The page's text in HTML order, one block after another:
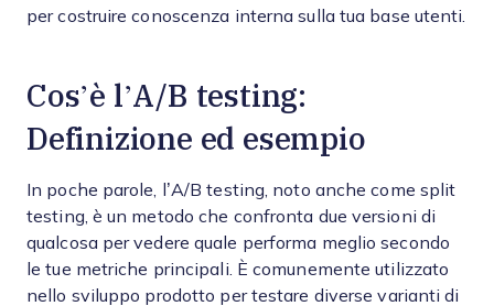
per costruire conoscenza interna sulla tua base utenti.
Cos’è l’A/B testing:
Definizione ed esempio
In poche parole, l’A/B testing, noto anche come split
testing, è un metodo che confronta due versioni di
qualcosa per vedere quale performa meglio secondo
le tue metriche principali. È comunemente utilizzato
nello sviluppo prodotto per testare diverse varianti di